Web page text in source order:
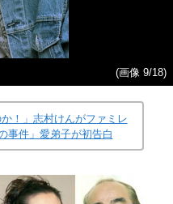
(画像 9/18)
か！」志村けんがファミレ
事件」愛弟子が初告白